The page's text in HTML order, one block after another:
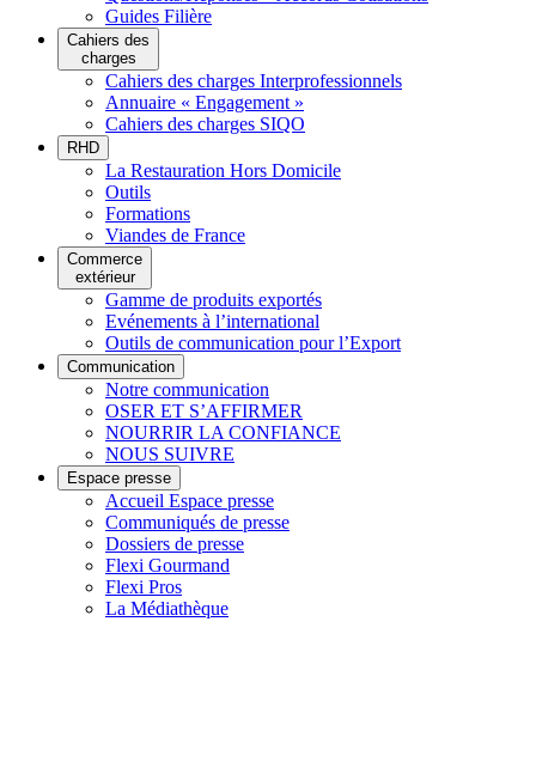
Guides Filière
Cahiers des
charges
Cahiers des charges Interprofessionnels
Annuaire « Engagement »
Cahiers des charges SIQO
RHD
La Restauration Hors Domicile
Outils
Formations
Viandes de France
Commerce
extérieur
Gamme de produits exportés
Evénements à l’international
Outils de communication pour l’Export
Communication
Notre communication
OSER ET S’AFFIRMER
NOURRIR LA CONFIANCE
NOUS SUIVRE
Espace presse
Accueil Espace presse
Communiqués de presse
Dossiers de presse
Flexi Gourmand
Flexi Pros
La Médiathèque